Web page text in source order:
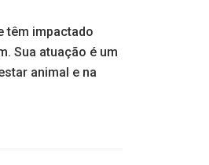
têm impactado
Sua atuação é um
animal e na